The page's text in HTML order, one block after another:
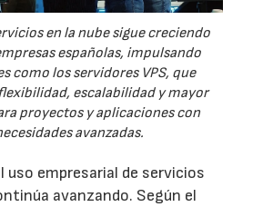
en la nube sigue creciendo
españolas, impulsando
como los servidores VPS, que
escalabilidad y mayor
proyectos y aplicaciones con
avanzadas.
uso empresarial de servicios
avanzando. Según el